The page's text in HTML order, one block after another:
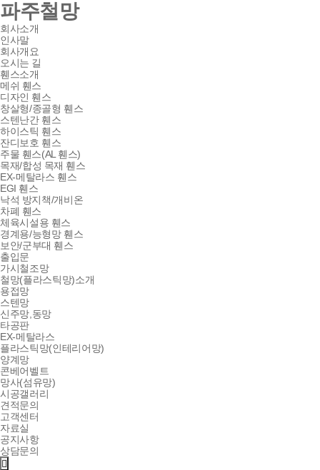
파주철망
회사소개
인사말
회사개요
오시는 길
휀스소개
메쉬 휀스
디자인 휀스
창살형/종골형 휀스
스텐난간 휀스
하이스틱 휀스
잔디보호 휀스
주물 휀스(AL 휀스)
목재/합성 목재 휀스
EX-메탈라스 휀스
EGI 휀스
낙석 방지책/개비온
차폐 휀스
체육시설용 휀스
경계용/능형망 휀스
보안/군부대 휀스
출입문
가시철조망
철망(플라스틱망)소개
용접망
스텐망
신주망,동망
타공판
EX-메탈라스
플라스틱망(인테리어망)
양계망
콘베어벨트
망사(섬유망)
시공갤러리
견적문의
고객센터
자료실
공지사항
상담문의